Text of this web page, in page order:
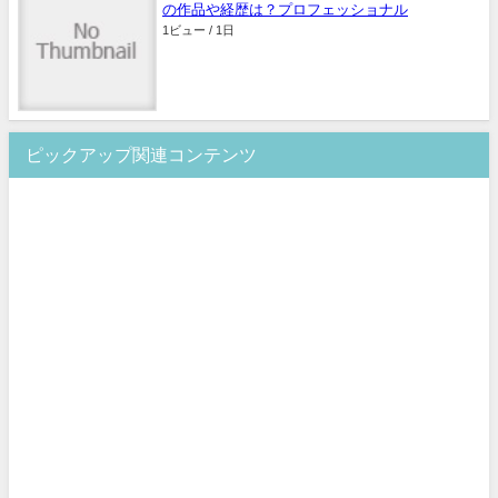
の作品や経歴は？プロフェッショナル
1ビュー / 1日
ピックアップ関連コンテンツ